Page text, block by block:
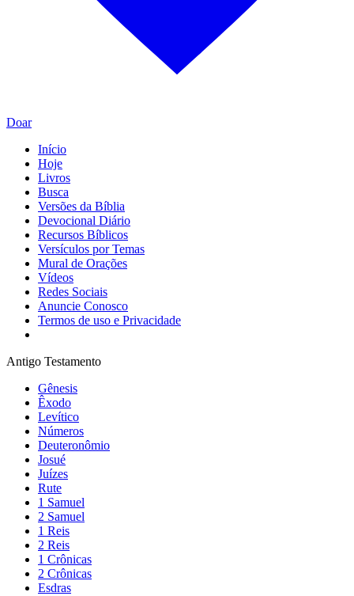
Doar
Início
Hoje
Livros
Busca
Versões da Bíblia
Devocional Diário
Recursos Bíblicos
Versículos por Temas
Mural de Orações
Vídeos
Redes Sociais
Anuncie Conosco
Termos de uso e Privacidade
Antigo Testamento
Gênesis
Êxodo
Levítico
Números
Deuteronômio
Josué
Juízes
Rute
1 Samuel
2 Samuel
1 Reis
2 Reis
1 Crônicas
2 Crônicas
Esdras